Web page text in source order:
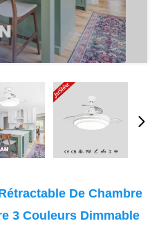
De Chambre
3 Couleurs Dimmable